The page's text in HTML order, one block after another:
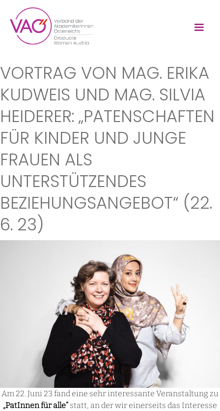
VORTRAG VON MAG. ERIKA
KUDWEIS UND MAG. SILVIA
HEIDERER: „PATENSCHAFTEN
FÜR KINDER UND JUNGE
FRAUEN ALS
UNTERSTÜTZENDES
BEZIEHUNGSANGEBOT“ (22.
6. 23)
Am 22. Juni 23 fand eine sehr interessante Veranstaltung zu
„PatInnen für alle“ statt, an der wir einerseits das Interesse